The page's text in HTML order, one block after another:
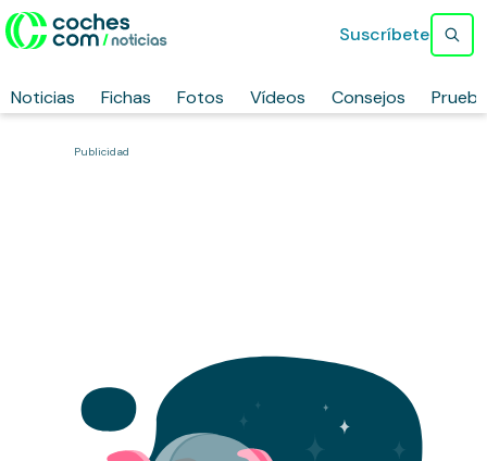
Noticias Fichas Fotos Vídeos Consejos
Suscríbete
Publicidad